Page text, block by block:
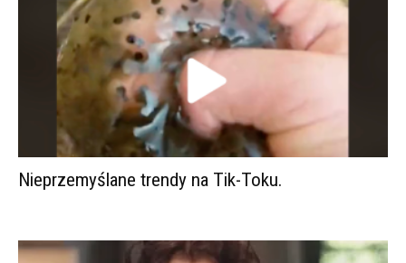
Nieprzemyślane trendy na Tik-Toku.